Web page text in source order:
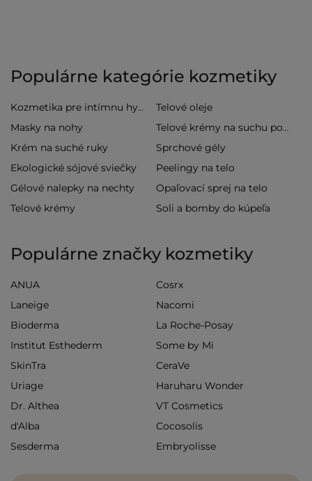
Populárne kategórie kozmetiky
Kozmetika pre intímnu hygienu
Telové oleje
Masky na nohy
Telové krémy na suchu pokožku
Krém na suché ruky
Sprchové gély
Ekologické sójové sviečky
Peelingy na telo
Gélové nalepky na nechty
Opaľovací sprej na telo
Telové krémy
Soli a bomby do kúpeľa
Populárne značky kozmetiky
ANUA
Cosrx
Laneige
Nacomi
Bioderma
La Roche-Posay
Institut Esthederm
Some by Mi
SkinTra
CeraVe
Uriage
Haruharu Wonder
Dr. Althea
VT Cosmetics
d'Alba
Cocosolis
Sesderma
Embryolisse